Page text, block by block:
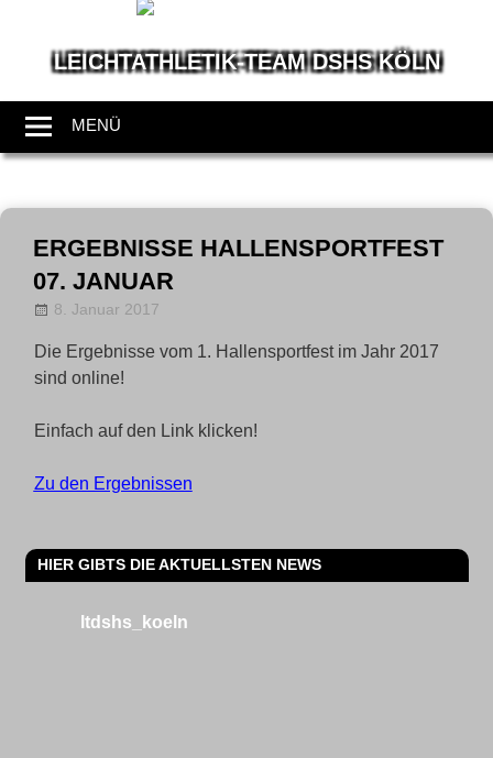
LEICHTATHLETIK-TEAM DSHS KÖLN
leben
Leichtathletik
MENÜ
Zum
InhaltERGEBNISSE HALLENSPORTFEST
07. JANUAR
8. Januar 2017
Die Ergebnisse vom 1. Hallensportfest im Jahr 2017
sind online!
Einfach auf den Link klicken!
Zu den Ergebnissen
HIER GIBTS DIE AKTUELLSTEN NEWS
ltdshs_koeln